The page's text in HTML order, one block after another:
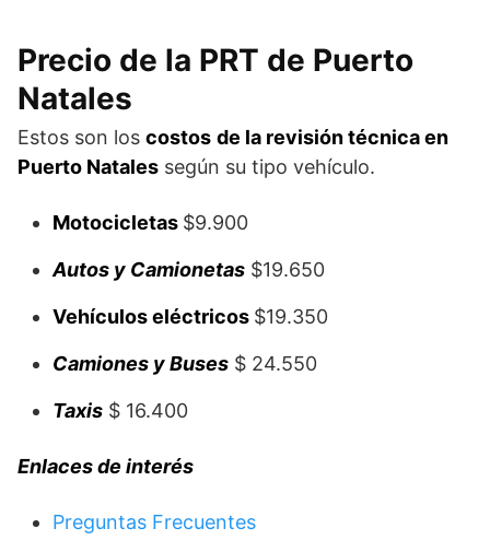
Precio de la PRT de Puerto
Natales
Estos son los costos de la revisión técnica en
Puerto Natales según su tipo vehículo.
Motocicletas $9.900
Autos y Camionetas $19.650
Vehículos eléctricos $19.350
Camiones y Buses $ 24.550
Taxis $ 16.400
Enlacesde interés
Preguntas Frecuentes